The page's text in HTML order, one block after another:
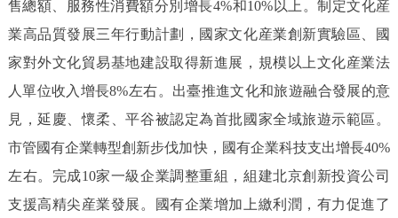
售總額、服務性消費額分別增長4%和10%以上。制定文化産
業高品質發展三年行動計劃，國家文化産業創新實驗區、國
家對外文化貿易基地建設取得新進展，規模以上文化産業法
人單位收入增長8%左右。出臺推進文化和旅遊融合發展的意
見，延慶、懷柔、平谷被認定為首批國家全域旅遊示範區。
市管國有企業轉型創新步伐加快，國有企業科技支出增長40%
左右。完成10家一級企業調整重組，組建北京創新投資公司
支援高精尖産業發展。國有企業增加上繳利潤，有力促進了